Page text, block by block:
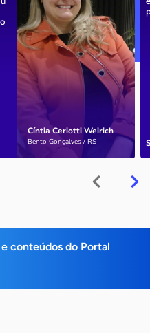
Cíntia Ceriotti Weirich
Bento Gonçalves / RS
conteúdos do Portal